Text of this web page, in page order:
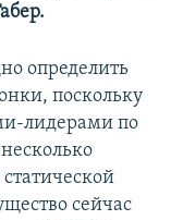
определить
поскольку
лидерами по
сейчас